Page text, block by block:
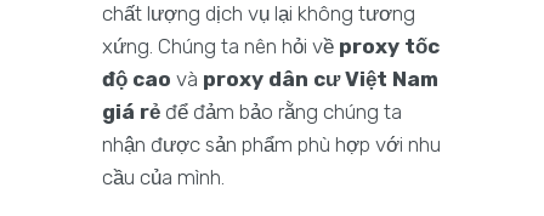
chất lượng dịch vụ lại không tương
xứng. Chúng ta nên hỏi về proxy tốc
độ cao và proxy dân cư Việt Nam
giá rẻ để đảm bảo rằng chúng ta
nhận được sản phẩm phù hợp với nhu
cầu của mình.